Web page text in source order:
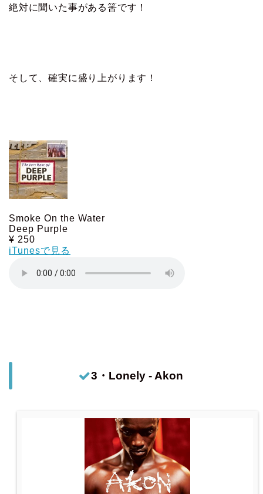
絶対に聞いた事がある筈です！
そして、確実に盛り上がります！
Smoke On the Water
Deep Purple
¥ 250
iTunesで見る
3・Lonely - Akon